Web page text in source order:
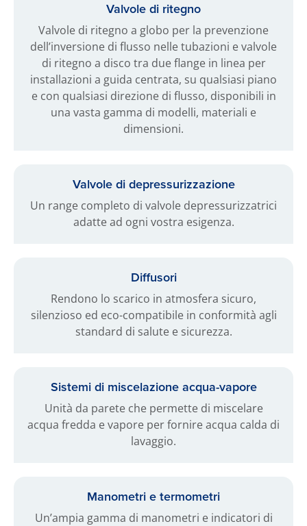
Valvole di ritegno
Valvole di ritegno a globo per la prevenzione
dell’inversione di flusso nelle tubazioni e valvole
di ritegno a disco tra due flange in linea per
installazioni a guida centrata, su qualsiasi piano
e con qualsiasi direzione di flusso, disponibili in
una vasta gamma di modelli, materiali e
dimensioni.
Valvole di depressurizzazione
Un range completo di valvole depressurizzatrici
adatte ad ogni vostra esigenza.
Diffusori
Rendono lo scarico in atmosfera sicuro,
silenzioso ed eco-compatibile in conformità agli
standard di salute e sicurezza.
Sistemi di miscelazione acqua-vapore
Unità da parete che permette di miscelare
acqua fredda e vapore per fornire acqua calda di
lavaggio.
Manometri e termometri
Un’ampia gamma di manometri e indicatori di